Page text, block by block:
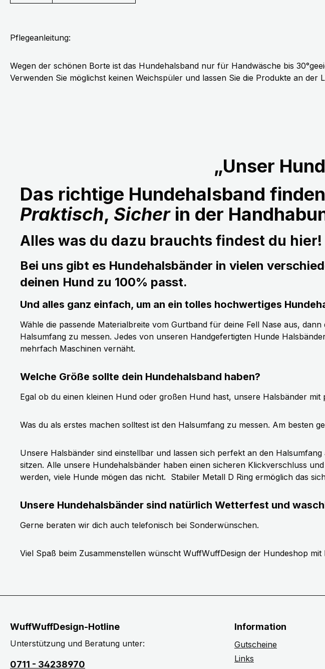
Pflegeanleitung:
Wegen der schönen Borte ist das Hundehalsband nur für Handwäsche bis
Verwenden Sie möglichst keinen Weichspüler und lassen Sie die Produkte an
„Unser
Das richtige Hundehalsband
Praktisch, Sicherin der
Alles was du dazu brauchts findest du hier!
Bei uns gibt es Hundehalsbänder in vielen
deinen Hund zu 100% passt.
Und alles ganz einfach, um an ein tolles hochwertiges
Wähle die passende Materialbreite vom Gurtband für deine Fell Nase aus,
Halsumfang zu messen. Jedes von unseren Handgefertigten Hunde
mehrfach Maschinen vernäht.
Welche Größe sollte dein Hundehalsband haben?
Egal ob du einen kleinen Hund oder großen Hund hast, unsere Halsbänder
Was du als erstes machen solltest ist den Halsumfang zu messen. Am besten
Unsere Halsbänder sind einstellbar und lassen sich perfekt an den
sitzen. Alle unsere Hundehalsbänder haben einen sicheren Klickverschluss
werden, viele Hunde mögen das nicht. Stabiler Metall D Ring ermöglich das
Unsere Hundehalsbänder sind natürlich Wetterfest und
Gerne beraten wir dich auch telefonisch bei Sonderwünschen.
Viel Spaß beim Zusammenstellen wünscht WuffWuffDesign der Hundeshop mit
WuffWuffDesign-Hotline
Unterstützung und Beratung unter:
0711 - 34238970
Information
Gutscheine
Links